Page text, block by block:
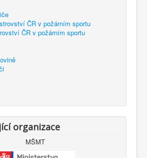
ČR v požárním sportu
ČR v požárním sportu
organizace
MŠMT